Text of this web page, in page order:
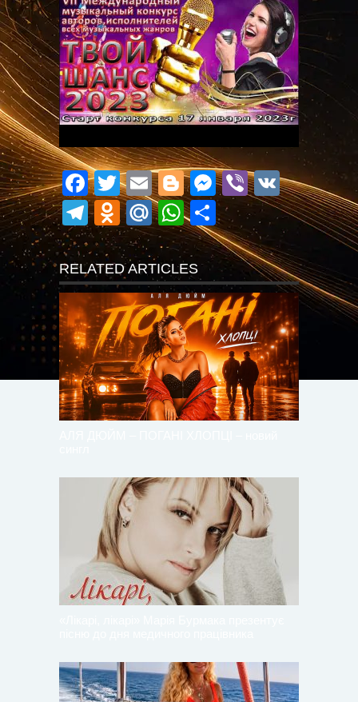
Facebook
Twitter
EmailBlogger
Messenger
Viber
VK
Telegram
Odnoklassniki
Mail.Ru
WhatsApp
Поділитися
RELATED ARTICLES